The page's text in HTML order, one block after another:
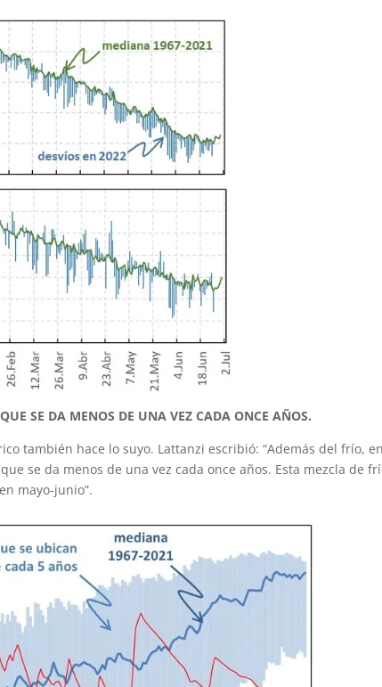
SE DA MENOS DE UNA VEZ CADA ONCE AÑOS.
también hace lo suyo. Lattanzi escribió: “Además del frío,
se da menos de una vez cada once años. Esta mezcla de
mayo-junio”.